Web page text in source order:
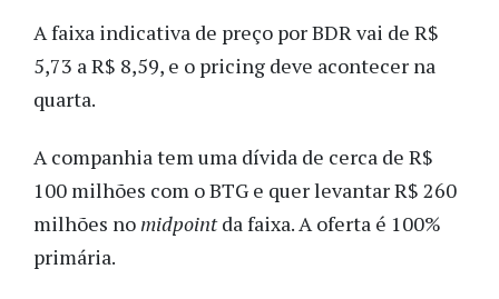
A faixa indicativa de preço por BDR vai de R$
5,73 a R$ 8,59, e o pricing deve acontecer na
quarta.
A companhia tem uma dívida de cerca de R$
100 milhões com o BTG e quer levantar R$ 260
milhões nomidpointda faixa. A oferta é 100%
primária.